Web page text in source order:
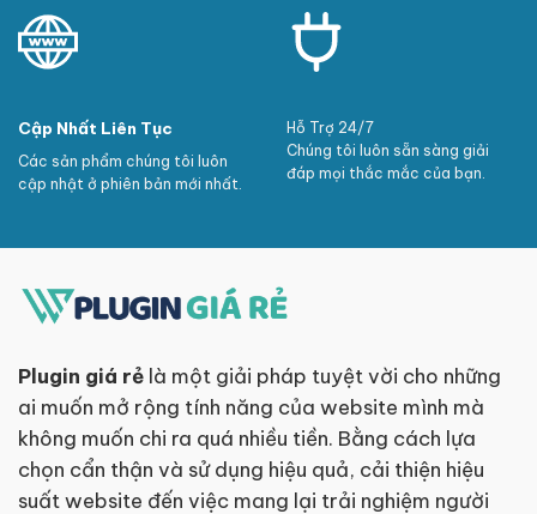
Cập Nhất Liên Tục
Các sản phẩm chúng tôi luôn
cập nhật ở phiên bản mới nhất.
Hỗ Trợ 24/7
Chúng tôi luôn sẵn sàng giải
đáp mọi thắc mắc của bạn.
Plugin giá rẻ là một giải pháp tuyệt vời cho những
ai muốn mở rộng tính năng của website mình mà
không muốn chi ra quá nhiều tiền. Bằng cách lựa
chọn cẩn thận và sử dụng hiệu quả, cải thiện hiệu
suất website đến việc mang lại trải nghiệm người